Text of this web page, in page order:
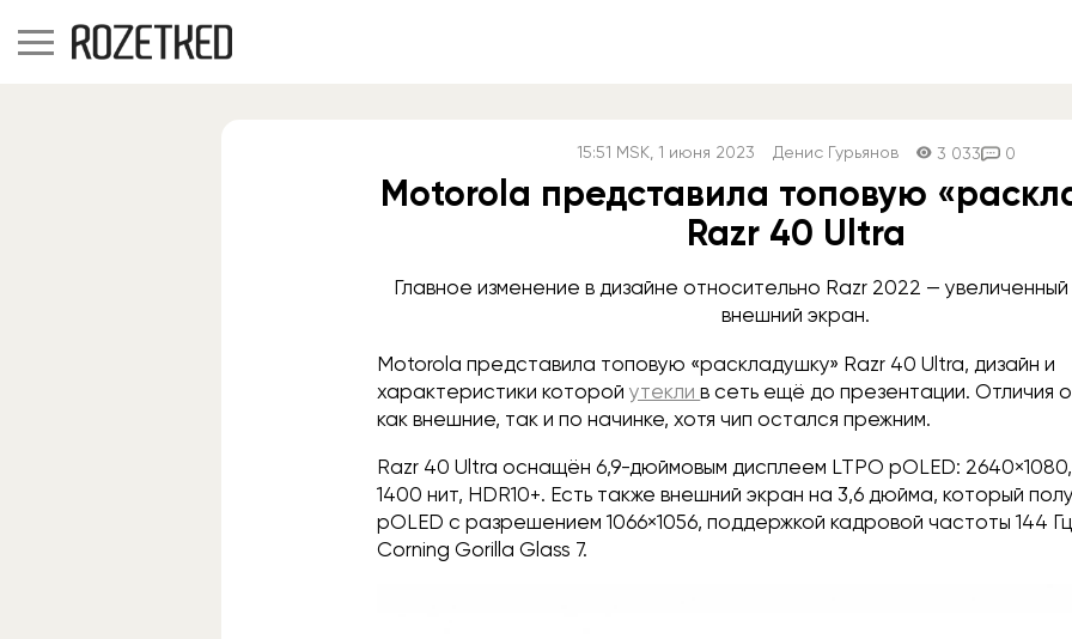
15:51 MSK, 1 июня 2023 Денис Гурьянов 3 033 0
Motorola представила топовую
Razr 40 Ultra
Главное изменение в дизайне относительно Razr 2022 —
внешний экран.
Motorola представила топовую «раскладушку» Razr 40 Ultra, дизайн и
характеристики которойутеклив сеть ещё до презентации. Отличия
как внешние, так и по начинке, хотя чип остался прежним.
Razr 40 Ultra оснащён 6,9-дюймовым дисплеем LTPO pOLED: 2640×1080,
1400 нит, HDR10+. Есть также внешний экран на 3,6 дюйма, который
pOLED с разрешением 1066×1056, поддержкой кадровой частоты 144
Corning Gorilla Glass 7.